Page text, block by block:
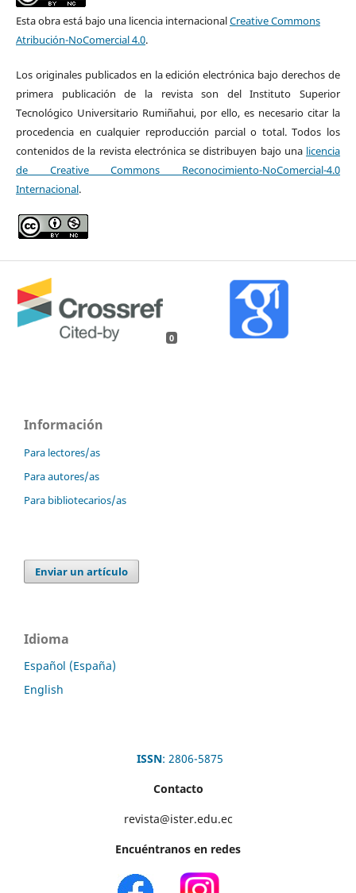
Esta obra está bajo una licencia internacionalCreative Commons
Atribución-NoComercial 4.0.
Los originales publicados en la edición electrónica bajo derechos de
primera publicación de la revista son del Instituto Superior
Tecnológico Universitario Rumiñahui, por ello, es necesario citar la
procedencia en cualquier reproducción parcial o total. Todos los
contenidos de la revista electrónica se distribuyen bajo una licencia
de Creative Commons Reconocimiento-NoComercial-4.0
Internacional.
0
Información
Para lectores/as
Para autores/as
Para bibliotecarios/as
Enviar un artículo
Idioma
Español (España)
English
ISSN: 2806-5875
Contacto
revista@ister.edu.ec
Encuéntranos en redes